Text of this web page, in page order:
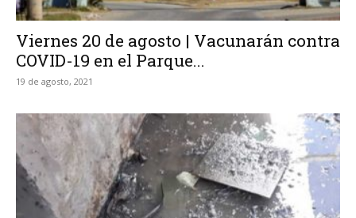
Viernes 20 de agosto | Vacunarán contra
COVID-19 en el Parque...
19 de agosto, 2021